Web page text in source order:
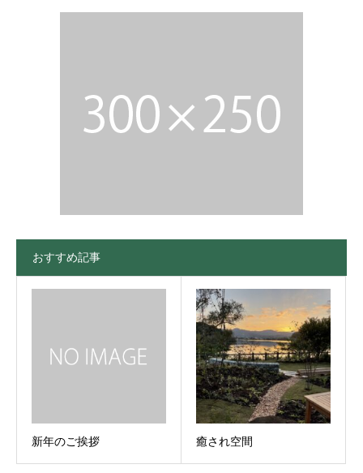
おすすめ記事
新年のご挨拶 癒され空間